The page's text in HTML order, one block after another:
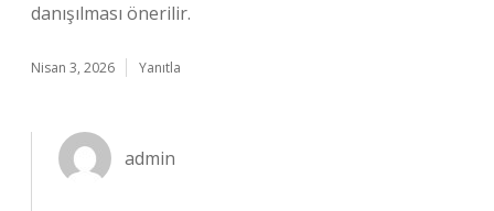
danışılması önerilir.
Nisan 3, 2026 Yanıtla
admin